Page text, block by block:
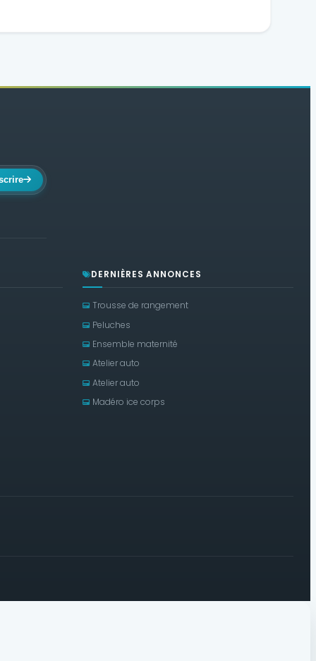
DERNIÈRES ANNONCES
Trousse de rangement
Peluches
Ensemble maternité
Atelier auto
Atelier auto
Madéro ice corps